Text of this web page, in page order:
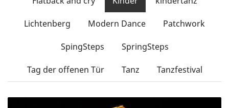
Partner/Freunde
Lichtenberg Modern Dance Patchwork
SpingSteps SpringSteps
Tag der offenen Tür Tanz Tanzfestival